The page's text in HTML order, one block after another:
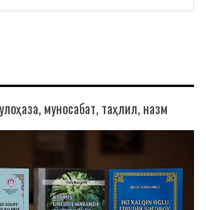
муносабат, таҳлил, назм